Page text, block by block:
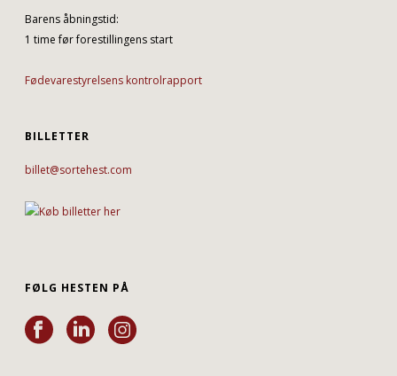
Barens åbningstid:
1 time før forestillingens start
Fødevarestyrelsens kontrolrapport
BILLETTER
billet@sortehest.com
FØLG HESTEN PÅ